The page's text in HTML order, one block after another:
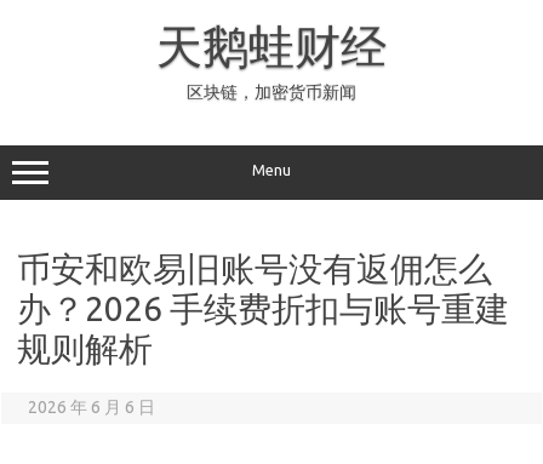
天鹅蛙财经
区块链，加密货币新闻
Menu
币安和欧易旧账号没有返佣怎么
办？2026 手续费折扣与账号重建
规则解析
2026 年 6 月 6 日